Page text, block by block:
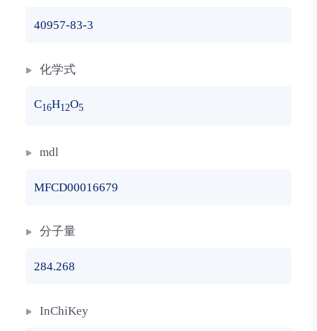
40957-83-3
化学式
C16H12O5
mdl
MFCD00016679
分子量
284.268
InChiKey